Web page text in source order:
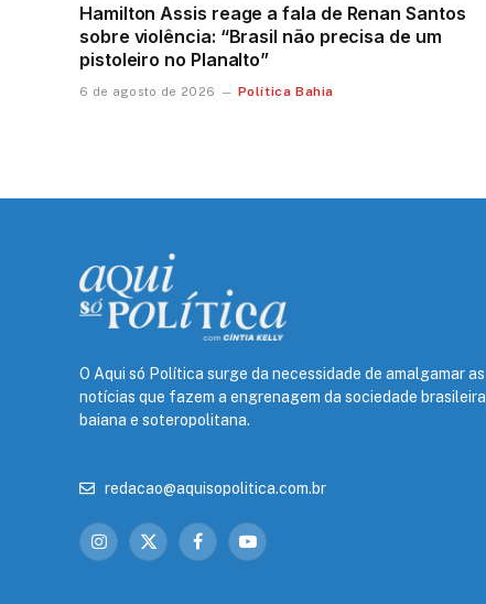
Hamilton Assis reage a fala de Renan Santos
sobre violência: “Brasil não precisa de um
pistoleiro no Planalto”
6 de agosto de 2026 Política Bahia
O Aqui só Política surge da necessidade de amalgamar as
notícias que fazem a engrenagem da sociedade brasileira,
baiana e soteropolitana.
redacao@aquisopolitica.com.br
Instagram
X
FacebookYouTube